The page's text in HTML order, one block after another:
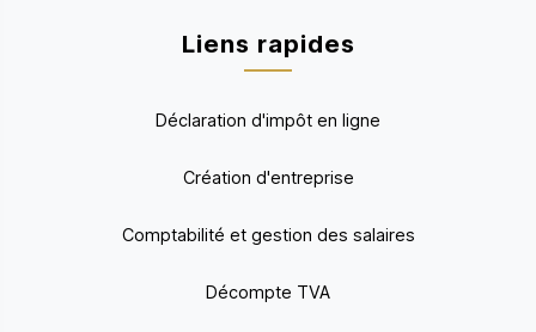
Liens rapides
Déclaration d'impôt en ligne
Création d'entreprise
Comptabilité et gestion des salaires
Décompte TVA